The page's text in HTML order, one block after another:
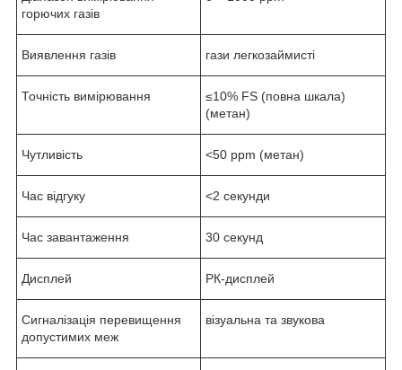
горючих газів
Виявлення газів гази легкозаймисті
Точність вимірювання
≤10% FS (повна шкала)
(метан)
Чутливість <50 ppm (метан)
Час відгуку <2 секунди
Час завантаження 30 секунд
Дисплей РК-дисплей
Сигналізація перевищення
допустимих меж
візуальна та звукова